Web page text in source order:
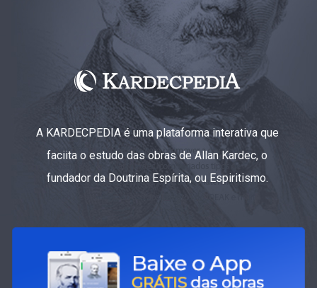
A KARDECPEDIA é uma plataforma interativa que
faciita o estudo das obras de Allan Kardec, o
fundador da Doutrina Espírita, ou Espiritismo.